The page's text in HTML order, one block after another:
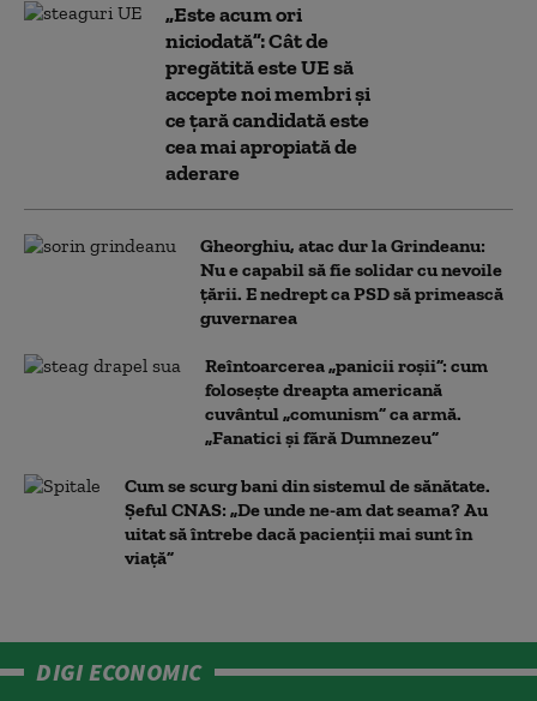
„Este acum ori
niciodată”: Cât de
pregătită este UE să
accepte noi membri și
ce țară candidată este
cea mai apropiată de
aderare
Gheorghiu, atac dur la Grindeanu:
Nu e capabil să fie solidar cu nevoile
țării. E nedrept ca PSD să primească
guvernarea
Reîntoarcerea „panicii roșii”: cum
folosește dreapta americană
cuvântul „comunism” ca armă.
„Fanatici și fără Dumnezeu”
Cum se scurg bani din sistemul de sănătate.
Șeful CNAS: „De unde ne-am dat seama? Au
uitat să întrebe dacă pacienții mai sunt în
viață”
DIGI ECONOMIC